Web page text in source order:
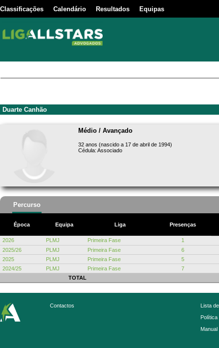
Classificações Calendário Resultados Equipas
Duarte Canhão
Médio / Avançado
32 anos (nascido a 17 de abril de 1994)
Cédula: Associado
Percurso
Época Equipa Liga Presenças
2026 PLMJ Primeira Fase
1
2025/26
PLMJ Primeira Fase
6
2025
PLMJ Primeira Fase
5
2024/25
PLMJ Primeira Fase
7
TOTAL
Contactos
Lista